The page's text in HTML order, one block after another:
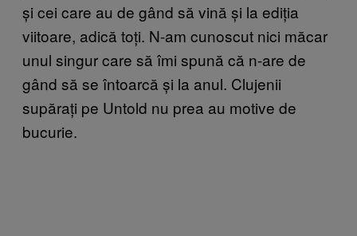
și cei care au de gând să vină și la ediția
viitoare, adică toți. N-am cunoscut nici măcar
unul singur care să îmi spună că n-are de
gând să se întoarcă și la anul. Clujenii
supărați pe Untold nu prea au motive de
bucurie.